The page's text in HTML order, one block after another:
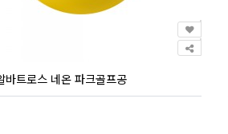
바트로스 네온 파크골프공